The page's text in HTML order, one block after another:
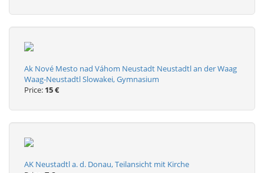
Ak Nové Mesto nad Váhom Neustadt Neustadtl an der Waag
Waag-Neustadtl Slowakei, Gymnasium
Price: 15 €
AK Neustadtl a. d. Donau, Teilansicht mit Kirche